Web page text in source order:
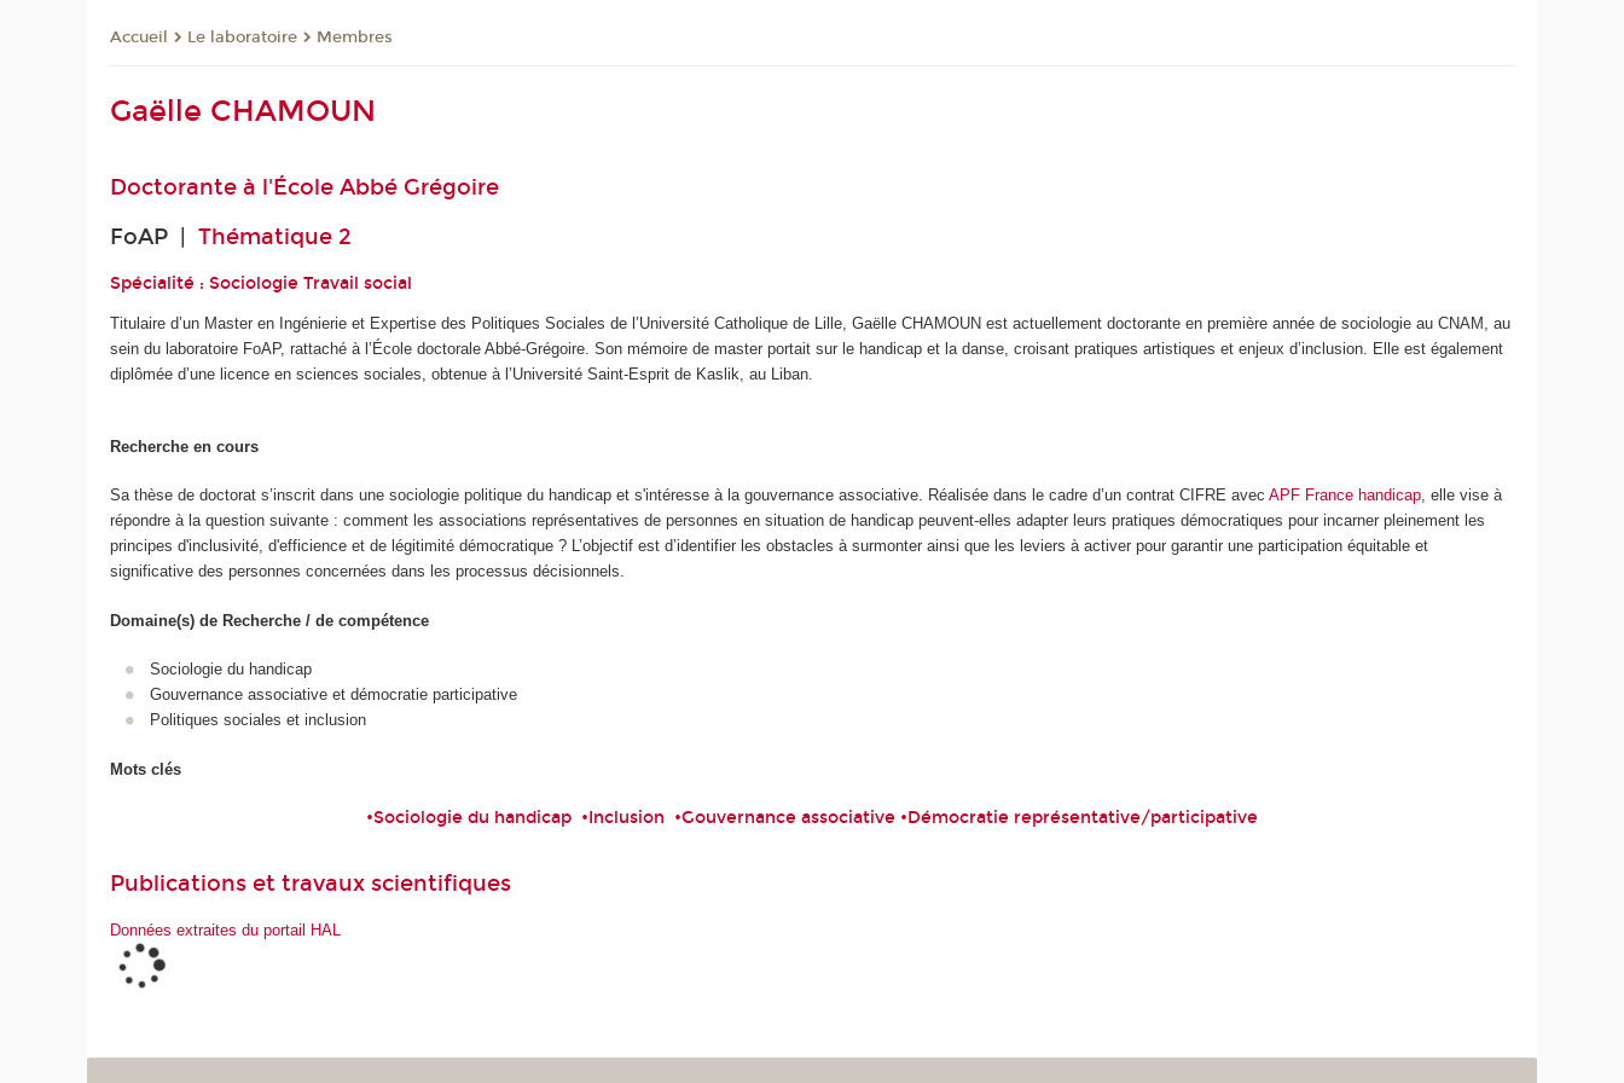
Accueil Le laboratoire Membres
Gaëlle CHAMOUN
Doctorante à l'École Abbé Grégoire
FoAP |Thématique 2
Spécialité : Sociologie Travail social
Titulaire d’un Master en Ingénierie et Expertise des Politiques Sociales de l’Université Catholique de Lille, Gaëlle CHAMOUN est actuellement doctorante en première année de sociologie au CNAM, au
sein du laboratoire FoAP, rattaché à l’École doctorale Abbé-Grégoire. Son mémoire de master portait sur le handicap et la danse, croisant pratiques artistiques et enjeux d’inclusion. Elle est également
diplômée d’une licence en sciences sociales, obtenue à l’Université Saint-Esprit de Kaslik, au Liban.
Recherche en cours
Sa thèse de doctorat s’inscrit dans une sociologie politique du handicap et s'intéresse à la gouvernance associative. Réalisée dans le cadre d’un contrat CIFRE avecAPF France handicap, elle vise à
répondre à la question suivante : comment les associations représentatives de personnes en situation de handicap peuvent-elles adapter leurs pratiques démocratiques pour incarner pleinement les
principes d'inclusivité, d'efficience et de légitimité démocratique ? L’objectif est d’identifier les obstacles à surmonter ainsi que les leviers à activer pour garantir une participation équitable et
significative des personnes concernées dans les processus décisionnels.
Domaine(s) de Recherche / de compétence
Sociologie du handicap
Gouvernance associative et démocratie participative
Politiques sociales et inclusion
Mots clés
•Sociologie du handicap •Inclusion •Gouvernance associative •Démocratie représentative/participative
Publications et travaux scientifiques
Données extraites du portail HAL